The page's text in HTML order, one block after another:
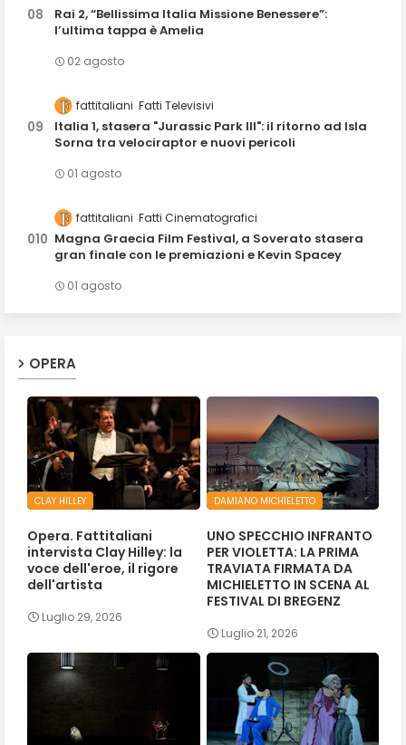
Rai 2, “Bellissima Italia Missione Benessere”:
l’ultima tappa è Amelia
02 agosto
fattitaliani Fatti Televisivi
Italia 1, stasera "Jurassic Park III": il ritorno ad Isla
Sorna tra velociraptor e nuovi pericoli
01 agosto
fattitaliani Fatti Cinematografici
Magna Graecia Film Festival, a Soverato stasera
gran finale con le premiazioni e Kevin Spacey
01 agosto
OPERA
CLAY HILLEY
Opera. Fattitaliani
intervista Clay Hilley: la
voce dell'eroe, il rigore
dell'artista
Luglio 29, 2026
DAMIANO MICHIELETTO
UNO SPECCHIO INFRANTO
PER VIOLETTA: LA PRIMA
TRAVIATA FIRMATA DA
MICHIELETTO IN SCENA AL
FESTIVAL DI BREGENZ
Luglio 21, 2026